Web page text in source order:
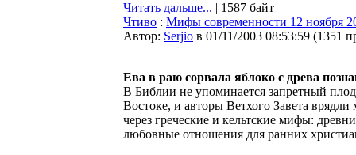
Читать дальше... | 1587 байт
Чтиво : Мифы современности 12 ноября
Автор: Serjio в 01/11/2003 08:53:59 (1351
Ева в раю сорвала яблоко с древа
В Библии не упоминается запретный
Востоке, и авторы Ветхого Завета
через греческие и кельтские мифы:
любовные отношения для ранних